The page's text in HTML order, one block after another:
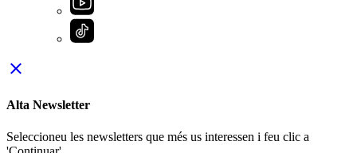
close
Alta Newsletter
Seleccioneu les newsletters que més us interessen i feu clic a